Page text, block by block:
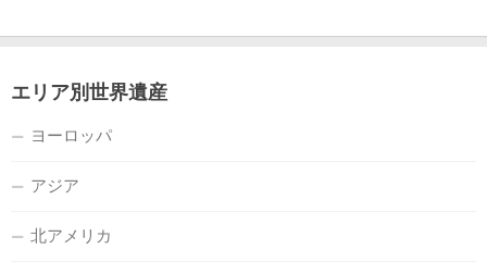
エリア別世界遺産
ヨーロッパ
アジア
北アメリカ